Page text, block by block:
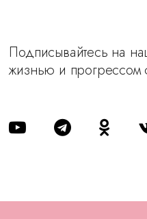
Подписывайтесь на
жизнью и прогрессом